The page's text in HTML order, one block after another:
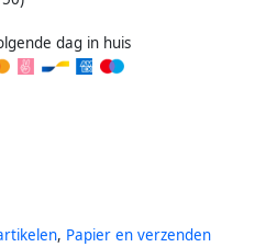
dag in huis
, Papier en verzenden